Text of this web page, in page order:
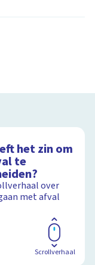
het zin om
te
over
met afval
Scrollverhaal